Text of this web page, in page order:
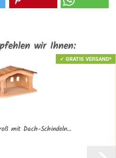
wir Ihnen:
✓ GRATIS VERSAND*
mit Dach-Schindeln...